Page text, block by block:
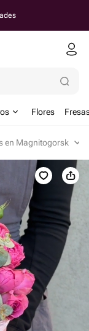
Flores
en Magnitogorsk